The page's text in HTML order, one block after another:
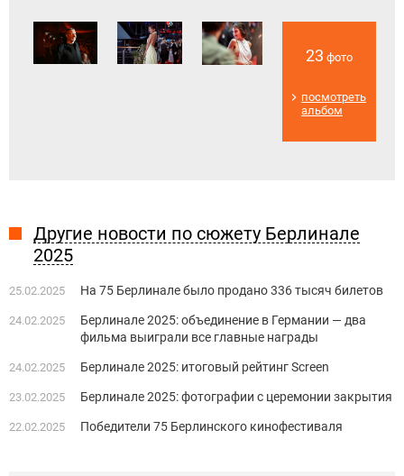
23 фото
посмотреть
альбом
Другие новости по сюжету Берлинале
2025
25.02.2025 На 75 Берлинале было продано 336 тысяч билетов
24.02.2025
Берлинале 2025: объединение в Германии — два
фильма выиграли все главные награды
24.02.2025 Берлинале 2025: итоговый рейтинг Screen
23.02.2025 Берлинале 2025: фотографии с церемонии закрытия
22.02.2025 Победители 75 Берлинского кинофестиваля